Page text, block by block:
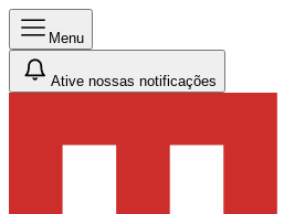
Menu
Ative nossas notificações